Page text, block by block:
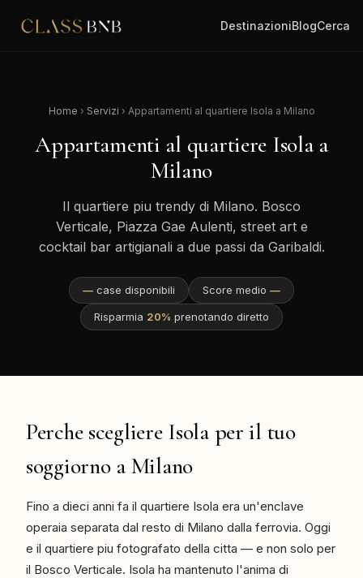
DestinazioniBlogCerca
Home › Servizi › Appartamenti al quartiere Isola a Milano
Appartamenti al quartiere Isola a
Milano
Il quartiere piu trendy di Milano. Bosco
Verticale, Piazza Gae Aulenti, street art e
cocktail bar artigianali a due passi da Garibaldi.
— case disponibili Score medio —
Risparmia 20% prenotando diretto
Perche scegliere Isola per il tuo
soggiorno a Milano
Fino a dieci anni fa il quartiere Isola era un'enclave
operaia separata dal resto di Milano dalla ferrovia. Oggi
e il quartiere piu fotografato della citta — e non solo per
il Bosco Verticale. Isola ha mantenuto l'anima di